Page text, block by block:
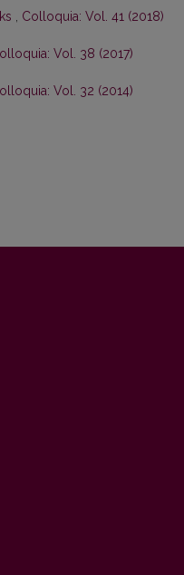
Colloquia: Vol. 41 (2018)
Vol. 38 (2017)
Vol. 32 (2014)